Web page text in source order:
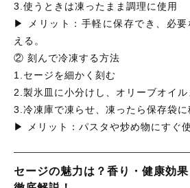
3.使うときは凍ったまま調理に使用
▶ メリット：手軽に保存でき、必要
える。
② 刻んで冷凍する方法
1.セージを細かく刻む
2.製氷皿に小分けし、オリーブオイ
3.冷凍庫で凍らせ、凍ったら保存袋に
▶ メリット：パスタや炒め物にすぐ
セージの魅力は？香り・健康効